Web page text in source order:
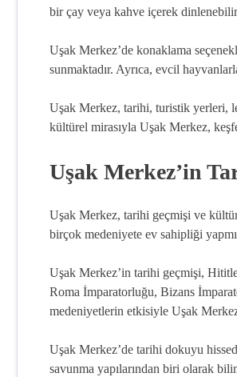
bir çay veya kahve içerek
Uşak Merkez’de konaklama
sunmaktadır. Ayrıca, evcil
Uşak Merkez, tarihi, turistik yerleri,
kültürel mirasıyla Uşak Merkez,
Uşak Merkez’in
Uşak Merkez, tarihi geçmişi ve
birçok medeniyete ev sahipliği
Uşak Merkez’in tarihi geçmişi,
Roma İmparatorluğu, Bizans
medeniyetlerin etkisiyle Uşak
Uşak Merkez’de tarihi dokuyu
savunma yapılarından biri olarak